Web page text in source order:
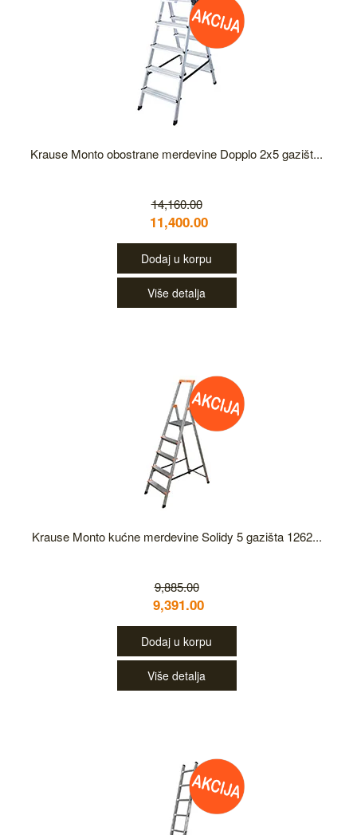
Krause Monto obostrane merdevine Dopplo 2x5 gazišt...
14,160.00
11,400.00
Dodaj u korpu
Više detalja
Krause Monto kućne merdevine Solidy 5 gazišta 1262...
9,885.00
9,391.00
Dodaj u korpu
Više detalja